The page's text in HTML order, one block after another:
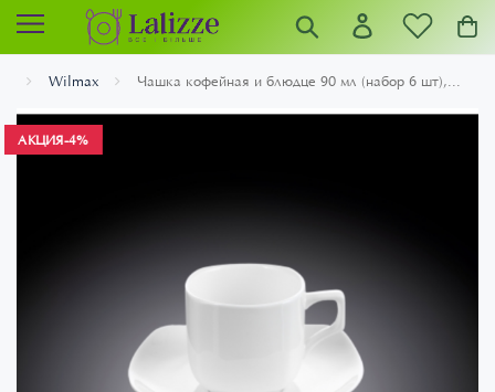
Wilmax Чашка кофейная и блюдце 90 мл (набор 6 шт),...
АКЦИЯ-4%